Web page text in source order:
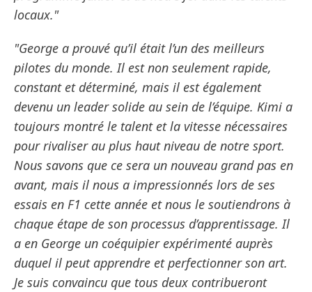
locaux."
"George a prouvé qu’il était l’un des meilleurs
pilotes du monde. Il est non seulement rapide,
constant et déterminé, mais il est également
devenu un leader solide au sein de l’équipe. Kimi a
toujours montré le talent et la vitesse nécessaires
pour rivaliser au plus haut niveau de notre sport.
Nous savons que ce sera un nouveau grand pas en
avant, mais il nous a impressionnés lors de ses
essais en F1 cette année et nous le soutiendrons à
chaque étape de son processus d’apprentissage. Il
a en George un coéquipier expérimenté auprès
duquel il peut apprendre et perfectionner son art.
Je suis convaincu que tous deux contribueront